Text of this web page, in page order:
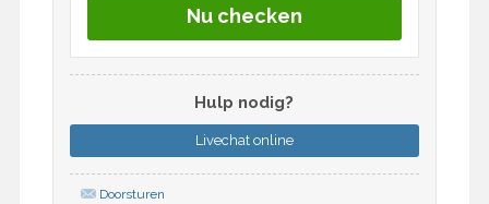
Nu checken
Hulp nodig?
Livechat online
Doorsturen